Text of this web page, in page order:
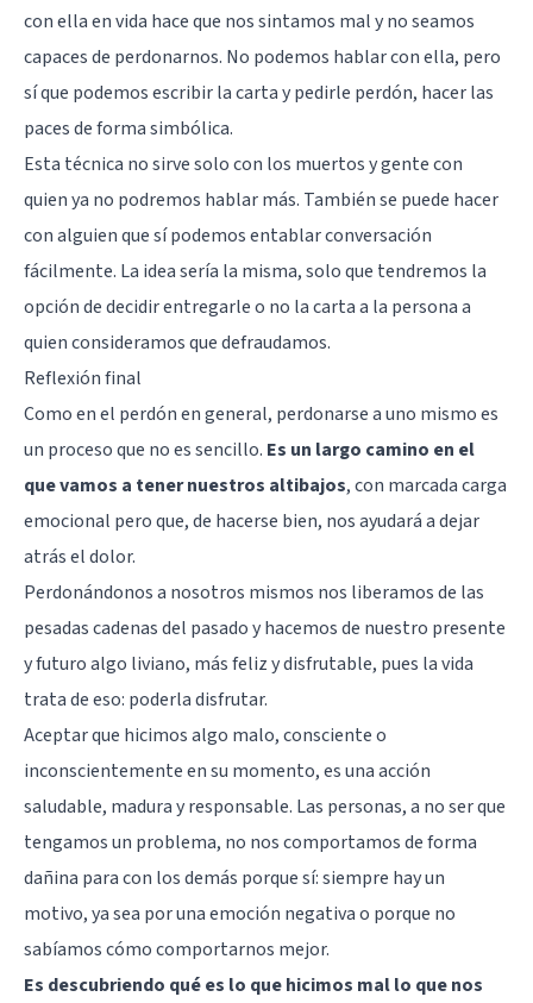
con ella en vida hace que nos sintamos mal y no seamos
capaces de perdonarnos. No podemos hablar con ella, pero
sí que podemos escribir la carta y pedirle perdón, hacer las
paces de forma simbólica.
Esta técnica no sirve solo con los muertos y gente con
quien ya no podremos hablar más. También se puede hacer
con alguien que sí podemos entablar conversación
fácilmente. La idea sería la misma, solo que tendremos la
opción de decidir entregarle o no la carta a la persona a
quien consideramos que defraudamos.
Reflexión final
Como en el perdón en general, perdonarse a uno mismo es
un proceso que no es sencillo. Es un largo camino en el
que vamos a tener nuestros altibajos, con marcada carga
emocional pero que, de hacerse bien, nos ayudará a dejar
atrás el dolor.
Perdonándonos a nosotros mismos nos liberamos de las
pesadas cadenas del pasado y hacemos de nuestro presente
y futuro algo liviano, más feliz y disfrutable, pues la vida
trata de eso: poderla disfrutar.
Aceptar que hicimos algo malo, consciente o
inconscientemente en su momento, es una acción
saludable, madura y responsable. Las personas, a no ser que
tengamos un problema, no nos comportamos de forma
dañina para con los demás porque sí: siempre hay un
motivo, ya sea por una emoción negativa o porque no
sabíamos cómo comportarnos mejor.
Es descubriendo qué es lo que hicimos mal lo que nos